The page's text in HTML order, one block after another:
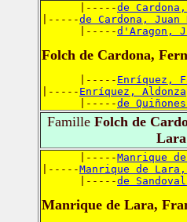
      |-----
de Cardona,
|-----de Cardona, Juan
      |-----
d'Aragon,
Folch de Cardona,
      |-----
Enríquez,
|----- Enríquez, Aldonza
      |-----
de
Famille Folch de
Lara
      |-----
Manrique
|-----Manrique de
      |-----
de
Manrique de Lara,